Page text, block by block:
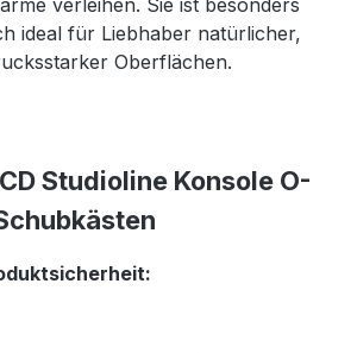
verleihen. Sie ist besonders
ideal für Liebhaber natürlicher,
Oberflächen.
Studioline Konsole O-